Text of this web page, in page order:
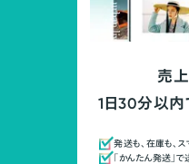
売
1日30分以
発送も、在庫も、ス
「かんたん発送」